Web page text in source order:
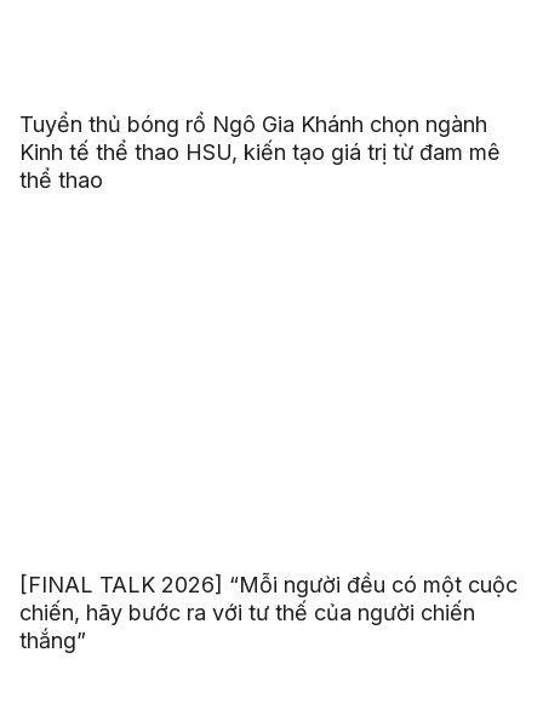
Tuyển thủ bóng rổ Ngô Gia Khánh chọn ngành
Kinh tế thể thao HSU, kiến tạo giá trị từ đam mê
thể thao
[FINAL TALK 2026] “Mỗi người đều có một cuộc
chiến, hãy bước ra với tư thế của người chiến
thắng”